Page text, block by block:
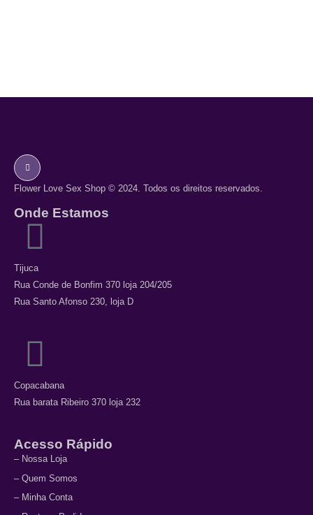
Flower Love Sex Shop © 2024. Todos os direitos reservados.
Onde Estamos
Tijuca
Rua Conde de Bonfim 370 loja 204/205
Rua Santo Afonso 230, loja D
Copacabana
Rua barata Ribeiro 370 loja 232
Acesso Rápido
– Nossa Loja
– Quem Somos
– Minha Conta